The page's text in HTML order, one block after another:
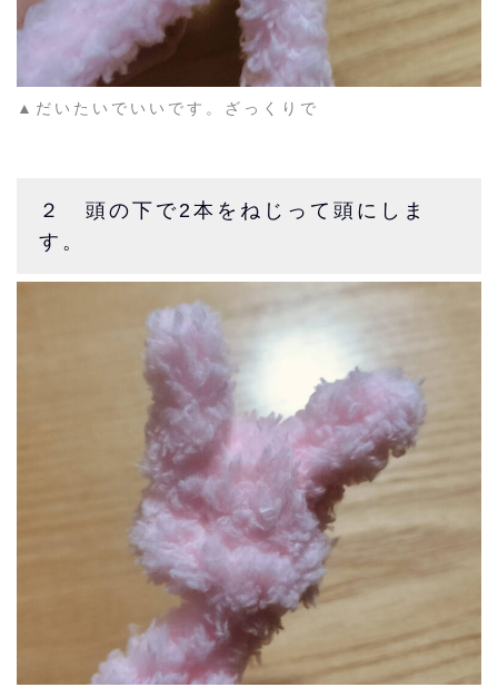
▲だいたいでいいです。ざっくりで
２ 頭の下で2本をねじって頭にしま
す。